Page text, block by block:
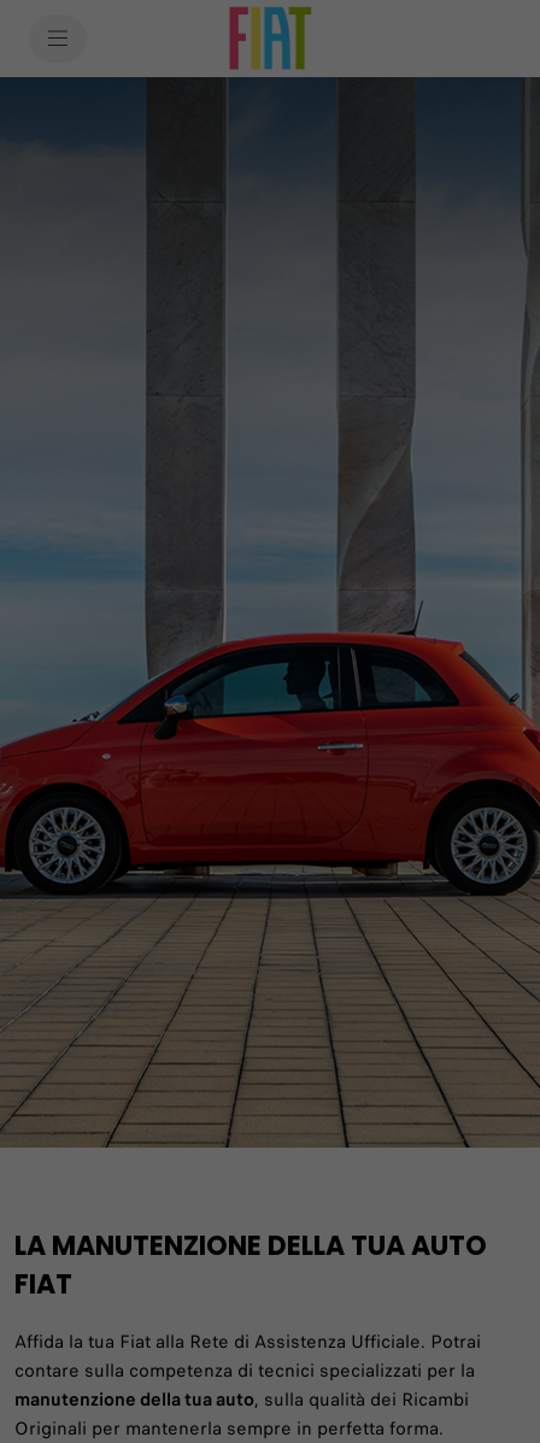
LA MANUTENZIONE DELLA TUA AUTO
FIAT
Affida la tua Fiat alla Rete di Assistenza Ufficiale. Potrai
contare sulla competenza di tecnici specializzati per la
manutenzione della tua auto, sulla qualità dei Ricambi
Originali per mantenerla sempre in perfetta forma.